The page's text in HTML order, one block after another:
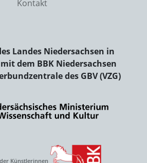
Kontakt
Landes Niedersachsen in
dem BBK Niedersachsen
des GBV (VZG)
Künstlerinnen